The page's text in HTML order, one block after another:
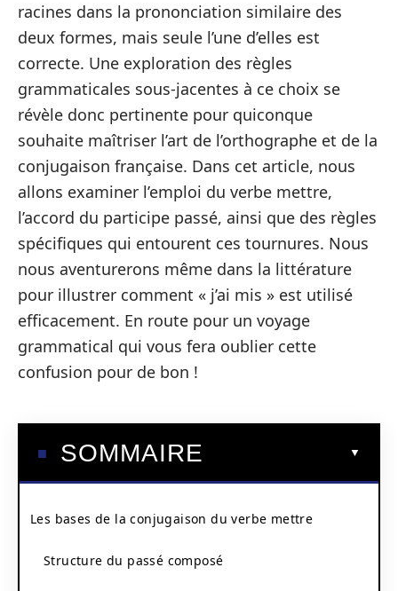
racines dans la prononciation similaire des
deux formes, mais seule l’une d’elles est
correcte. Une exploration des règles
grammaticales sous-jacentes à ce choix se
révèle donc pertinente pour quiconque
souhaite maîtriser l’art de l’orthographe et de la
conjugaison française. Dans cet article, nous
allons examiner l’emploi du verbe mettre,
l’accord du participe passé, ainsi que des règles
spécifiques qui entourent ces tournures. Nous
nous aventurerons même dans la littérature
pour illustrer comment « j’ai mis » est utilisé
efficacement. En route pour un voyage
grammatical qui vous fera oublier cette
confusion pour de bon !
SOMMAIRE
Les bases de la conjugaison du verbe mettre
Structure du passé composé